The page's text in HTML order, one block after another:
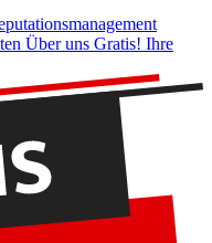
Über uns Gratis! Ihre